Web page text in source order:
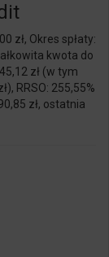
zł, Okres spłaty:
kwota do
zł (w tym
RRSO: 255,55%
zł, ostatnia